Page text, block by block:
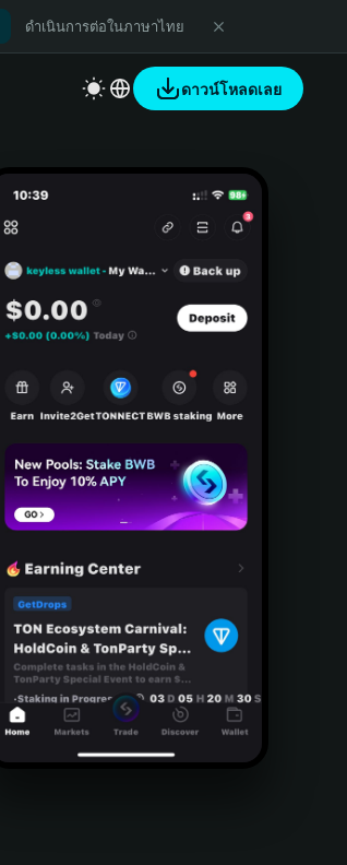
ดำเนินการต่อในภาษาไทย
ดาวน์โหลดเลย